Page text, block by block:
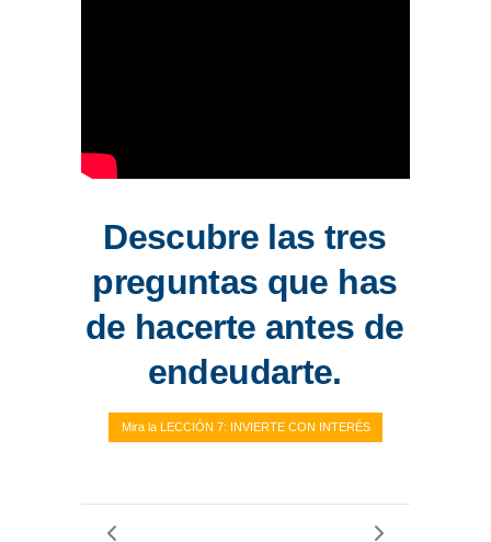
Descubre las tres
preguntas que has
de hacerte antes de
endeudarte.
Mira la LECCIÓN 7: INVIERTE CON INTERÉS